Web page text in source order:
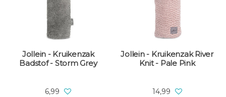
Jollein - Kruikenzak
Badstof - Storm Grey
6,99
Jollein - Kruikenzak River
Knit - Pale Pink
14,99